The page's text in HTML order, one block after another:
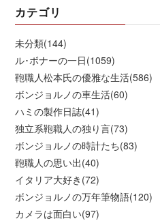
カテゴリ
未分類(144)
ル･ボナーの一日(1059)
鞄職人松本氏の優雅な生活(586)
ボンジョルノの車生活(60)
ハミの製作日誌(41)
独立系鞄職人の独り言(73)
ボンジョルノの時計たち(83)
鞄職人の思い出(40)
イタリア大好き(72)
ボンジョルノの万年筆物語(120)
カメラは面白い(97)